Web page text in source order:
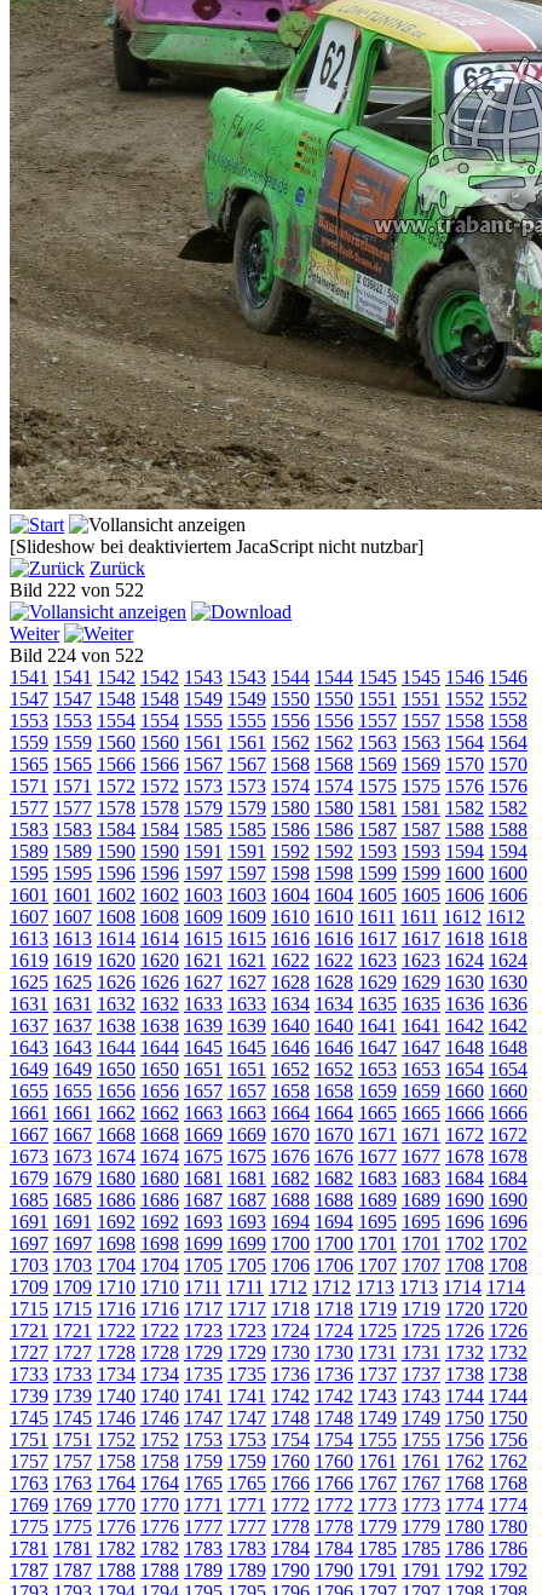
[Slideshow bei deaktiviertem JacaScript nicht nutzbar]
Zurück
Bild 222 von 522
Weiter
Bild 224 von 522
1541 1541 1542 1542 1543 1543 1544 1544 1545 1545 1546 1546
1547 1547 1548 1548 1549 1549 1550 1550 1551 1551 1552 1552
1553 1553 1554 1554 1555 1555 1556 1556 1557 1557 1558 1558
1559 1559 1560 1560 1561 1561 1562 1562 1563 1563 1564 1564
1565 1565 1566 1566 1567 1567 1568 1568 1569 1569 1570 1570
1571 1571 1572 1572 1573 1573 1574 1574 1575 1575 1576 1576
1577 1577 1578 1578 1579 1579 1580 1580 1581 1581 1582 1582
1583 1583 1584 1584 1585 1585 1586 1586 1587 1587 1588 1588
1589 1589 1590 1590 1591 1591 1592 1592 1593 1593 1594 1594
1595 1595 1596 1596 1597 1597 1598 1598 1599 1599 1600 1600
1601 1601 1602 1602 1603 1603 1604 1604 1605 1605 1606 1606
1607 1607 1608 1608 1609 1609 1610 1610 1611 1611 1612 1612
1613 1613 1614 1614 1615 1615 1616 1616 1617 1617 1618 1618
1619 1619 1620 1620 1621 1621 1622 1622 1623 1623 1624 1624
1625 1625 1626 1626 1627 1627 1628 1628 1629 1629 1630 1630
1631 1631 1632 1632 1633 1633 1634 1634 1635 1635 1636 1636
1637 1637 1638 1638 1639 1639 1640 1640 1641 1641 1642 1642
1643 1643 1644 1644 1645 1645 1646 1646 1647 1647 1648 1648
1649 1649 1650 1650 1651 1651 1652 1652 1653 1653 1654 1654
1655 1655 1656 1656 1657 1657 1658 1658 1659 1659 1660 1660
1661 1661 1662 1662 1663 1663 1664 1664 1665 1665 1666 1666
1667 1667 1668 1668 1669 1669 1670 1670 1671 1671 1672 1672
1673 1673 1674 1674 1675 1675 1676 1676 1677 1677 1678 1678
1679 1679 1680 1680 1681 1681 1682 1682 1683 1683 1684 1684
1685 1685 1686 1686 1687 1687 1688 1688 1689 1689 1690 1690
1691 1691 1692 1692 1693 1693 1694 1694 1695 1695 1696 1696
1697 1697 1698 1698 1699 1699 1700 1700 1701 1701 1702 1702
1703 1703 1704 1704 1705 1705 1706 1706 1707 1707 1708 1708
1709 1709 1710 1710 1711 1711 1712 1712 1713 1713 1714 1714
1715 1715 1716 1716 1717 1717 1718 1718 1719 1719 1720 1720
1721 1721 1722 1722 1723 1723 1724 1724 1725 1725 1726 1726
1727 1727 1728 1728 1729 1729 1730 1730 1731 1731 1732 1732
1733 1733 1734 1734 1735 1735 1736 1736 1737 1737 1738 1738
1739 1739 1740 1740 1741 1741 1742 1742 1743 1743 1744 1744
1745 1745 1746 1746 1747 1747 1748 1748 1749 1749 1750 1750
1751 1751 1752 1752 1753 1753 1754 1754 1755 1755 1756 1756
1757 1757 1758 1758 1759 1759 1760 1760 1761 1761 1762 1762
1763 1763 1764 1764 1765 1765 1766 1766 1767 1767 1768 1768
1769 1769 1770 1770 1771 1771 1772 1772 1773 1773 1774 1774
1775 1775 1776 1776 1777 1777 1778 1778 1779 1779 1780 1780
1781 1781 1782 1782 1783 1783 1784 1784 1785 1785 1786 1786
1787 1787 1788 1788 1789 1789 1790 1790 1791 1791 1792 1792